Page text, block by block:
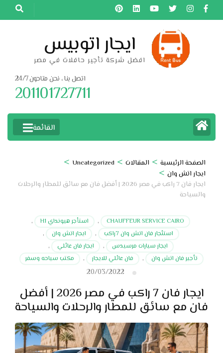
تخطى
إلى
ايجار اتوبيس
افضل شركة تأجير حافلات في مصر
اتصل بنا ، نحن متاحون 24/7
201101727711
القائمة
الصفحة الرئيسية > المقالات >
Uncategorized
>
ايجار اتش وان >
ايجار فان 7 راكب في مصر 2026 | أفضل فان مع سائق للمطار والرحلات
والسياحة
CHAUFFEUR SERVICE CAIRO
, استأجر هيونداي H1
,
استئجار فان اتش وان 7راكب
, ايجار اتش وان
,
ايجار سيارات مرسيدس
, ايجار فان عائلي
,
تأجير فان اتش وان
, فان عائلي للايجار , مكتب سياحه وسفر
20/03/2022
ايجار فان 7 راكب في مصر 2026 | أفضل
فان مع سائق للمطار والرحلات والسياحة